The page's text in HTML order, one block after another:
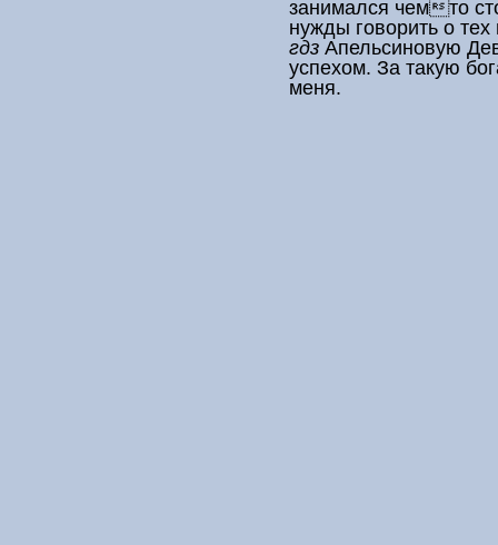
занимался чемто
нужды говорить о
гдз Апельсиновую
успехом. За такую
меня.